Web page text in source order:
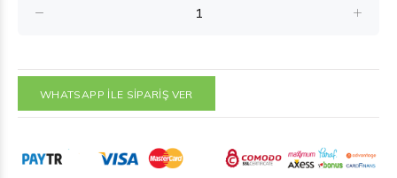
WHATSAPP İLE SİPARİŞ VER